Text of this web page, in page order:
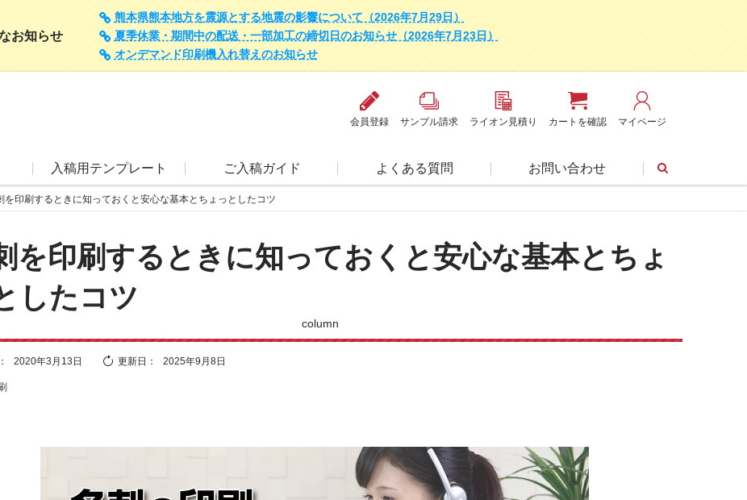
お知らせ
熊本県熊本地方を震源とする地震の影響について（2026年7月29日）
夏季休業・期間中の配送・一部加工の締切日のお知らせ（2026年7月23日）
オンデマンド印刷機入れ替えのお知らせ
会員登録 サンプル請求 ライオン見積り カートを確認 マイページ
入稿用テンプレート ご入稿ガイド よくある質問 お問い合わせ
を印刷するときに知っておくと安心な基本とちょっとしたコツ
を印刷するときに知っておくと安心な基本とちょ
したコツ
column
2020年3月13日 更新日： 2025年9月8日